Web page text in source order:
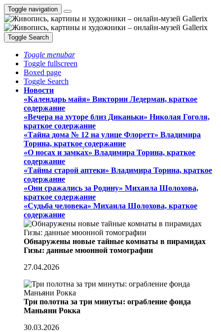
Toggle navigation
Toggle Search
Toggle menubar
Toggle fullscreen
Boxed page
Toggle Search
Новости
«Календарь майя» Виктории Ледерман, краткое
содержание
«Вечера на хуторе близ Диканьки» Николая Гоголя,
краткое содержание
«Тайна дома № 12 на улице Флоретт» Владимира
Торина, краткое содержание
«О носах и замка́х» Владимира Торина, краткое
содержание
«Тайны старой аптеки» Владимира Торина, краткое
содержание
«Они сражались за Родину» Михаила Шолохова,
краткое содержание
«Судьба человека» Михаила Шолохова, краткое
содержание
Обнаружены новые тайные комнаты в пирамидах
Гизы: данные мюонной томографии
27.04.2026
Три полотна за три минуты: ограбление фонда
Маньяни Рокка
30.03.2026